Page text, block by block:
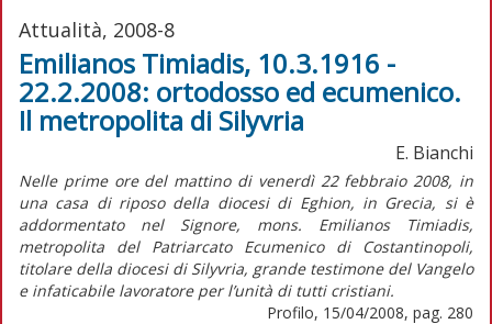
Attualità, 2008-8
Emilianos Timiadis, 10.3.1916 -
22.2.2008: ortodosso ed ecumenico.
Il metropolita di Silyvria
E. Bianchi
Nelle prime ore del mattino di venerdì 22 febbraio 2008, in
una casa di riposo della diocesi di Eghion, in Grecia, si è
addormentato nel Signore, mons. Emilianos Timiadis,
metropolita del Patriarcato Ecumenico di Costantinopoli,
titolare della diocesi di Silyvria, grande testimone del Vangelo
e infaticabile lavoratore per l’unità di tutti cristiani.
Profilo, 15/04/2008, pag. 280